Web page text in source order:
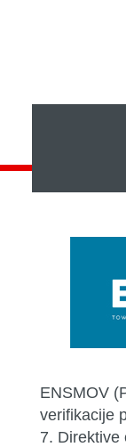
ENSMOV
verifikacije
7. Direktive